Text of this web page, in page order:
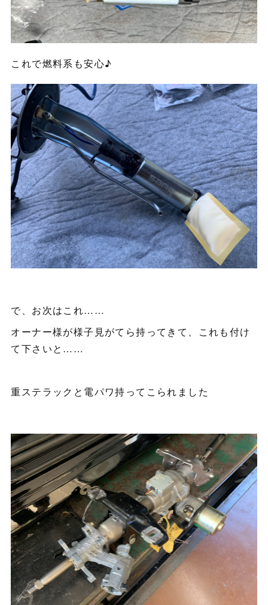
これで燃料系も安心♪
で、お次はこれ……
オーナー様が様子見がてら持ってきて、これも付け
て下さいと……
重ステラックと電パワ持ってこられました